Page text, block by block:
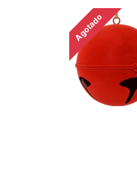
Agotado